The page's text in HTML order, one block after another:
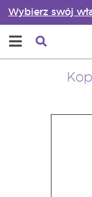
Wybierz swój